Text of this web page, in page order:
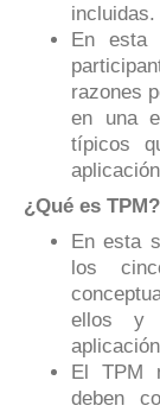
incluidas.
En esta
razones
en una
típicos
¿Qué es TPM?
En esta
los
ellos y
El TPM
deben